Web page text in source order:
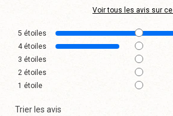
Voir tous les avis sur
5 étoiles
4 étoiles
3 étoiles
2 étoiles
1 étoile
Trier les avis